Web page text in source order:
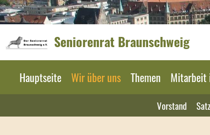
Seniorenrat Braunschweig
Hauptseite Wir über uns Themen Mitarbeit
Vorstand